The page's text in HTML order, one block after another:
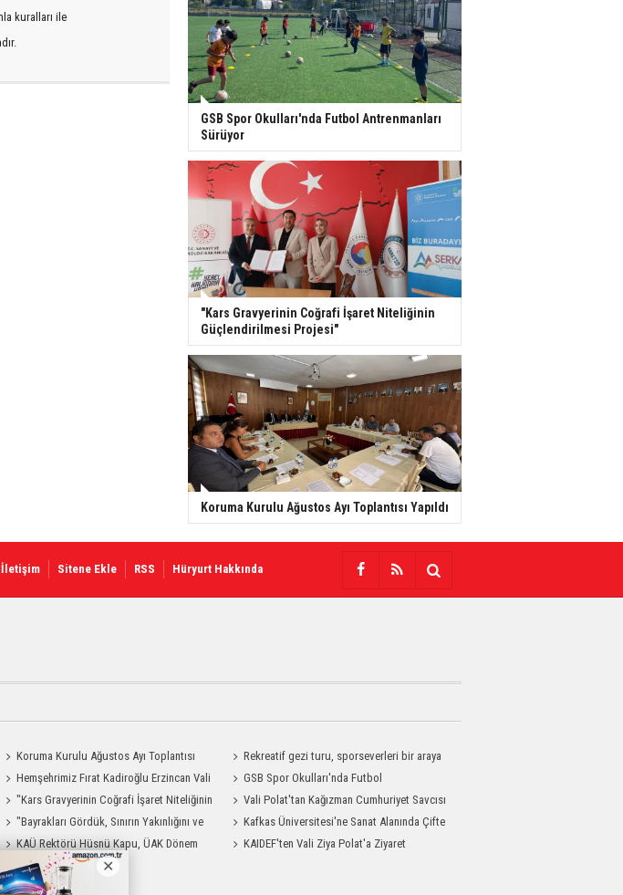
kuralları ile
GSB Spor Okulları'nda Futbol Antrenmanları
Sürüyor
"Kars Gravyerinin Coğrafi İşaret Niteliğinin
Güçlendirilmesi Projesi"
Koruma Kurulu Ağustos Ayı Toplantısı Yapıldı
İletişim Sitene Ekle RSS Hüryurt Hakkında
Koruma Kurulu Ağustos Ayı Toplantısı
Yapıldı
Rekreatif gezi turu, sporseverleri bir araya
getirdi
Hemşehrimiz Fırat Kadiroğlu Erzincan Vali
Yardımcılığına Atandı
GSB Spor Okulları'nda Futbol
Antrenmanları Sürüyor
"Kars Gravyerinin Coğrafi İşaret Niteliğinin
Güçlendirilmesi Projesi"
Vali Polat'tan Kağızman Cumhuriyet Savcısı
Eravcı'ya Ziyaret
"Bayrakları Gördük, Sınırın Yakınlığını ve
Uzaklığını Aynı Anda Hissettik"
Kafkas Üniversitesi'ne Sanat Alanında Çifte
Gurur
KAÜ Rektörü Hüsnü Kapu, ÜAK Dönem
Başkanlığını Devretti
KAIDEF'ten Vali Ziya Polat'a Ziyaret